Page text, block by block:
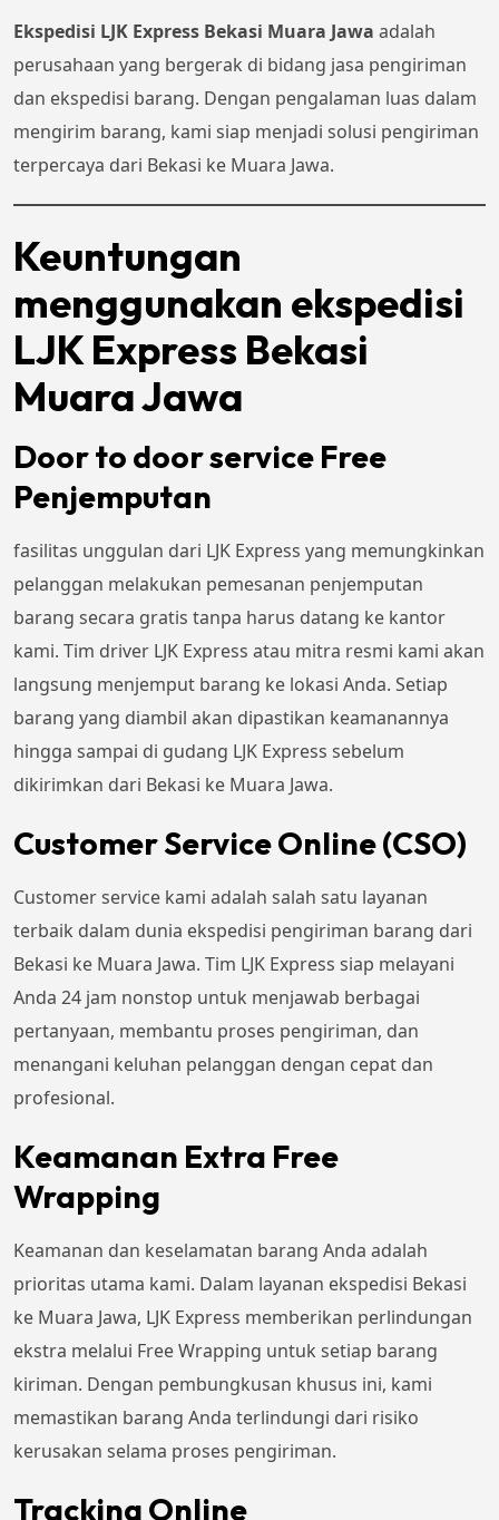
Ekspedisi LJK Express Bekasi Muara Jawa adalah
perusahaan yang bergerak di bidang jasa pengiriman
dan ekspedisi barang. Dengan pengalaman luas dalam
mengirim barang, kami siap menjadi solusi pengiriman
terpercaya dari Bekasi ke Muara Jawa.
Keuntungan
menggunakan ekspedisi
LJK Express Bekasi
Muara Jawa
Door to door service Free
Penjemputan
fasilitas unggulan dari LJK Express yang memungkinkan
pelanggan melakukan pemesanan penjemputan
barang secara gratis tanpa harus datang ke kantor
kami. Tim driver LJK Express atau mitra resmi kami akan
langsung menjemput barang ke lokasi Anda. Setiap
barang yang diambil akan dipastikan keamanannya
hingga sampai di gudang LJK Express sebelum
dikirimkan dari Bekasi ke Muara Jawa.
Customer Service Online (CSO)
Customer service kami adalah salah satu layanan
terbaik dalam dunia ekspedisi pengiriman barang dari
Bekasi ke Muara Jawa. Tim LJK Express siap melayani
Anda 24 jam nonstop untuk menjawab berbagai
pertanyaan, membantu proses pengiriman, dan
menangani keluhan pelanggan dengan cepat dan
profesional.
Keamanan Extra Free
Wrapping
Keamanan dan keselamatan barang Anda adalah
prioritas utama kami. Dalam layanan ekspedisi Bekasi
ke Muara Jawa, LJK Express memberikan perlindungan
ekstra melalui Free Wrapping untuk setiap barang
kiriman. Dengan pembungkusan khusus ini, kami
memastikan barang Anda terlindungi dari risiko
kerusakan selama proses pengiriman.
Tracking Online